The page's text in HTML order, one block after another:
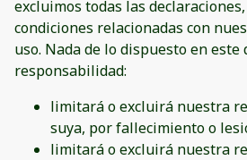
excluimos todas las
condiciones relacionadas con
uso. Nada de lo dispuesto en este
responsabilidad:
limitará o excluirá nuestra
suya, por fallecimiento o
limitará o excluirá nuestra